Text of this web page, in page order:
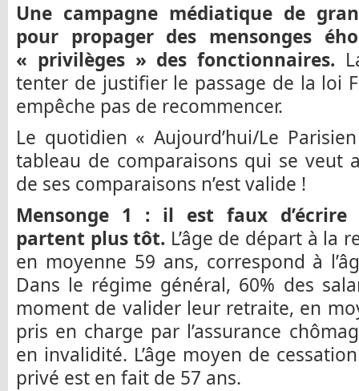
Une campagne médiatique de
pour propager des mensonges
« privilèges » des fonctionnaires.
tenter de justifier le passage de la loi
empêche pas de recommencer.
Le quotidien « Aujourd’hui/Le
tableau de comparaisons qui se veut
de ses comparaisons n’est valide !
Mensonge 1 : il est faux d’écrire
partent plus tôt. L’âge de départ à la
en moyenne 59 ans, correspond à
Dans le régime général, 60% des
moment de valider leur retraite, en
pris en charge par l’assurance
en invalidité. L’âge moyen de
privé est en fait de 57 ans.